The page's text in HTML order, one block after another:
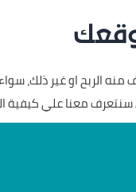
منه الربح او غير
سنتعرف معنا علي كيفية